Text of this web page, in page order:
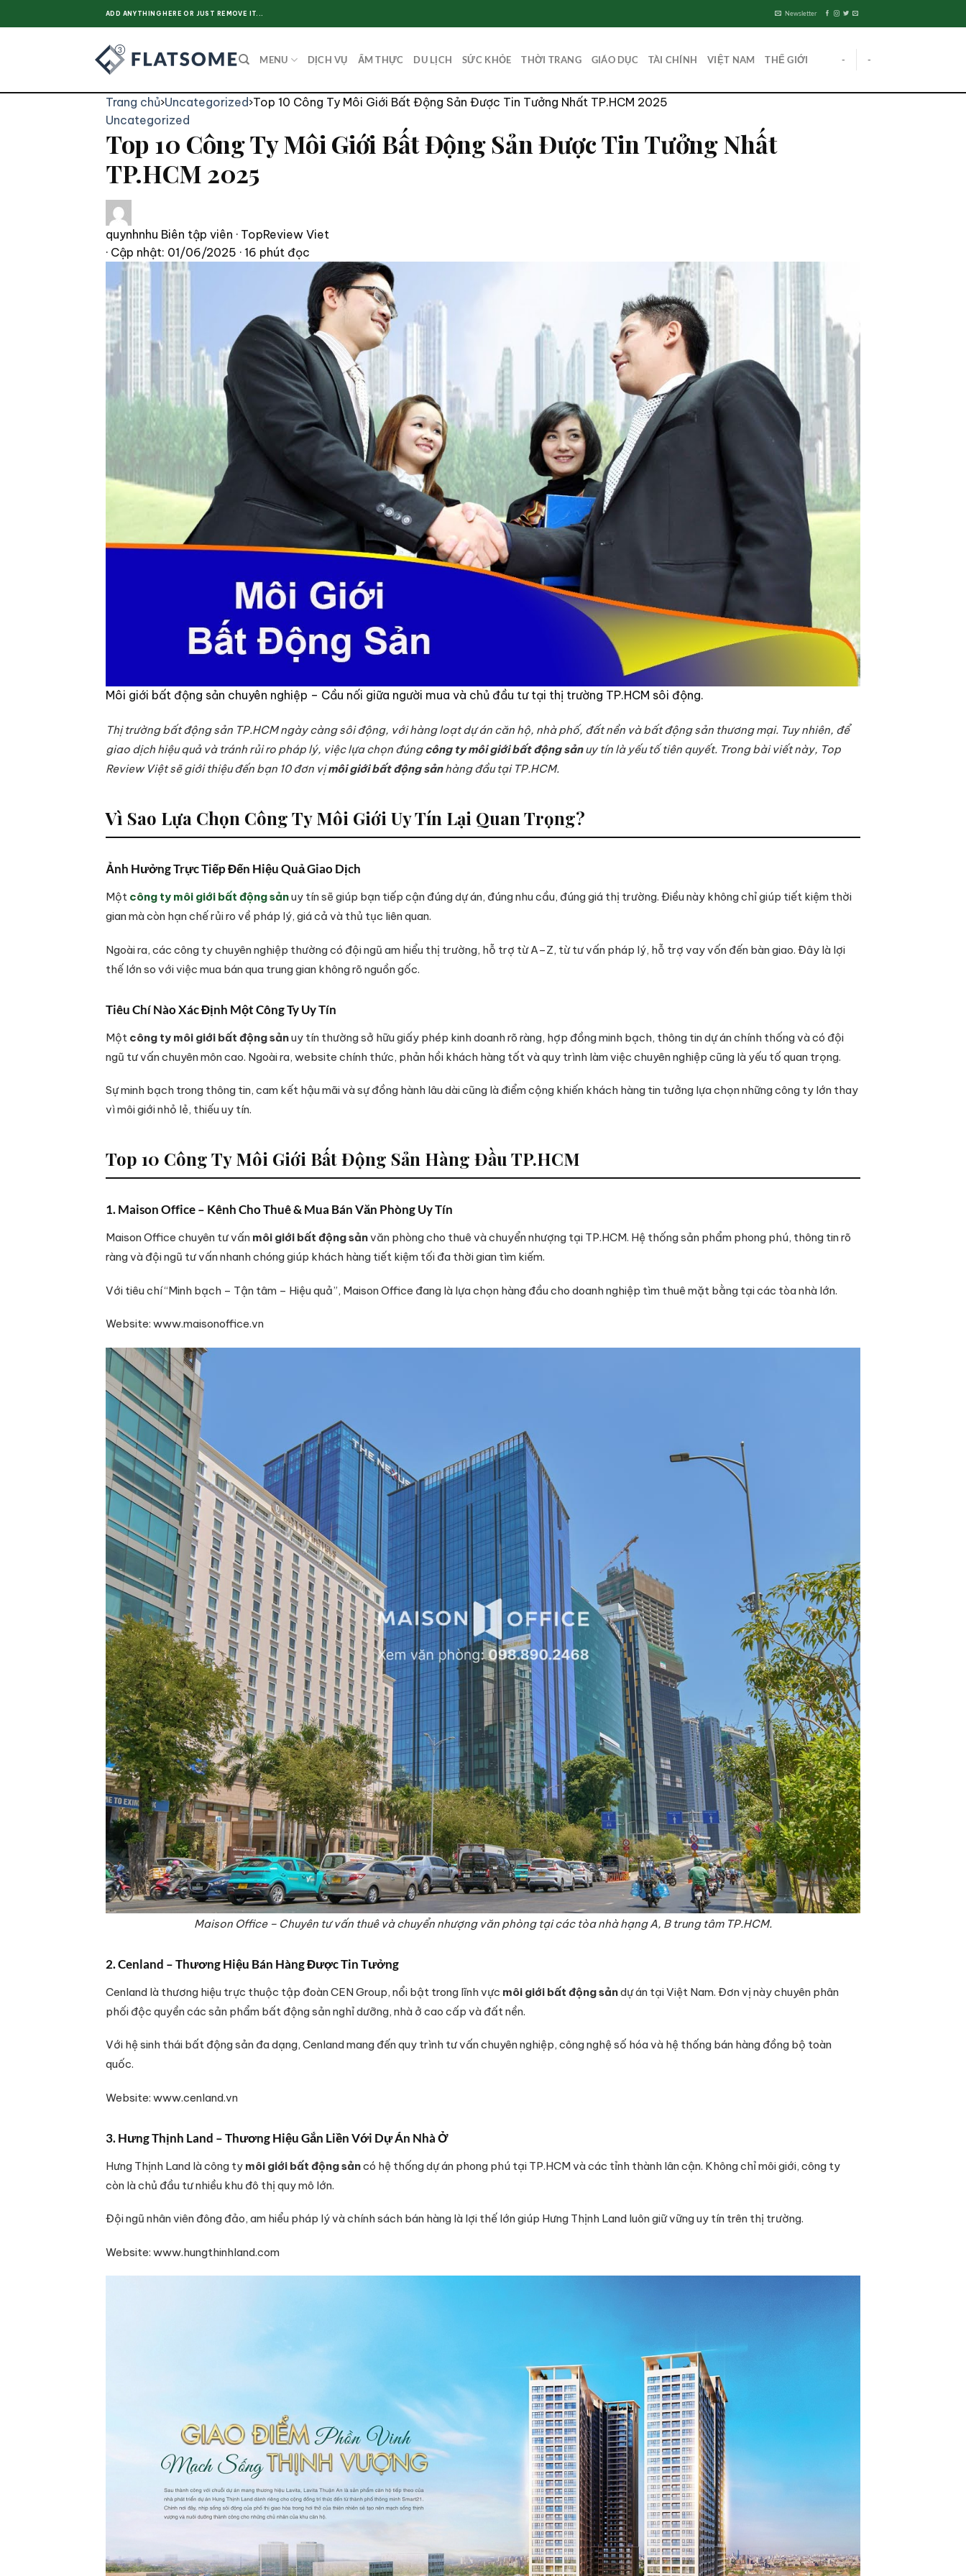
to
ADD ANYTHING HERE OR JUST REMOVE IT... Newsletter
MENU DỊCH VỤ ẨM THỰC DU LỊCH SỨC KHỎE THỜI TRANG GIÁO DỤC TÀI CHÍNH VIỆT NAM THẾ GIỚI - -
Trang chủ›Uncategorized›Top 10 Công Ty Môi Giới Bất Động Sản Được Tin Tưởng Nhất TP.HCM 2025
Uncategorized
Top 10 Công Ty Môi Giới Bất Động Sản Được Tin Tưởng Nhất
TP.HCM 2025
quynhnhu Biên tập viên · TopReview Viet
· Cập nhật: 01/06/2025 · 16 phút đọc
Môi giới bất động sản chuyên nghiệp – Cầu nối giữa người mua và chủ đầu tư tại thị trường TP.HCM sôi động.
Thị trường bất động sản TP.HCM ngày càng sôi động, với hàng loạt dự án căn hộ, nhà phố, đất nền và bất động sản thương mại. Tuy nhiên, để
giao dịch hiệu quả và tránh rủi ro pháp lý, việc lựa chọn đúngcông ty môi giới bất động sảnuy tín là yếu tố tiên quyết. Trong bài viết này, Top
Review Việt sẽ giới thiệu đến bạn 10 đơn vịmôi giới bất động sảnhàng đầu tại TP.HCM.
Vì Sao Lựa Chọn Công Ty Môi Giới Uy Tín Lại Quan Trọng?
Ảnh Hưởng Trực Tiếp Đến Hiệu Quả Giao Dịch
Một công ty môi giới bất động sảnuy tín sẽ giúp bạn tiếp cận đúng dự án, đúng nhu cầu, đúng giá thị trường. Điều này không chỉ giúp tiết kiệm thời
gian mà còn hạn chế rủi ro về pháp lý, giá cả và thủ tục liên quan.
Ngoài ra, các công ty chuyên nghiệp thường có đội ngũ am hiểu thị trường, hỗ trợ từ A–Z, từ tư vấn pháp lý, hỗ trợ vay vốn đến bàn giao. Đây là lợi
thế lớn so với việc mua bán qua trung gian không rõ nguồn gốc.
Tiêu Chí Nào Xác Định Một Công Ty Uy Tín
Một công ty môi giới bất động sảnuy tín thường sở hữu giấy phép kinh doanh rõ ràng, hợp đồng minh bạch, thông tin dự án chính thống và có đội
ngũ tư vấn chuyên môn cao. Ngoài ra, website chính thức, phản hồi khách hàng tốt và quy trình làm việc chuyên nghiệp cũng là yếu tố quan trọng.
Sự minh bạch trong thông tin, cam kết hậu mãi và sự đồng hành lâu dài cũng là điểm cộng khiến khách hàng tin tưởng lựa chọn những công ty lớn thay
vì môi giới nhỏ lẻ, thiếu uy tín.
Top 10 Công Ty Môi Giới Bất Động Sản Hàng Đầu TP.HCM
1. Maison Office – Kênh Cho Thuê & Mua Bán Văn Phòng Uy Tín
Maison Office chuyên tư vấn môi giới bất động sảnvăn phòng cho thuê và chuyển nhượng tại TP.HCM. Hệ thống sản phẩm phong phú, thông tin rõ
ràng và đội ngũ tư vấn nhanh chóng giúp khách hàng tiết kiệm tối đa thời gian tìm kiếm.
Với tiêu chí “Minh bạch – Tận tâm – Hiệu quả”, Maison Office đang là lựa chọn hàng đầu cho doanh nghiệp tìm thuê mặt bằng tại các tòa nhà lớn.
Website: www.maisonoffice.vn
Maison Office – Chuyên tư vấn thuê và chuyển nhượng văn phòng tại các tòa nhà hạng A, B trung tâm TP.HCM.
2. Cenland – Thương Hiệu Bán Hàng Được Tin Tưởng
Cenland là thương hiệu trực thuộc tập đoàn CEN Group, nổi bật trong lĩnh vực môi giới bất động sảndự án tại Việt Nam. Đơn vị này chuyên phân
phối độc quyền các sản phẩm bất động sản nghỉ dưỡng, nhà ở cao cấp và đất nền.
Với hệ sinh thái bất động sản đa dạng, Cenland mang đến quy trình tư vấn chuyên nghiệp, công nghệ số hóa và hệ thống bán hàng đồng bộ toàn
quốc.
Website: www.cenland.vn
3. Hưng Thịnh Land – Thương Hiệu Gắn Liền Với Dự Án Nhà Ở
Hưng Thịnh Land là công ty môi giới bất động sảncó hệ thống dự án phong phú tại TP.HCM và các tỉnh thành lân cận. Không chỉ môi giới, công ty
còn là chủ đầu tư nhiều khu đô thị quy mô lớn.
Đội ngũ nhân viên đông đảo, am hiểu pháp lý và chính sách bán hàng là lợi thế lớn giúp Hưng Thịnh Land luôn giữ vững uy tín trên thị trường.
Website: www.hungthinhland.com